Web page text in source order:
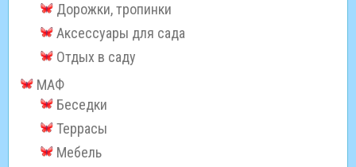
Дорожки, тропинки
Аксессуары для сада
Отдых в саду
МАФ
Беседки
Террасы
Мебель